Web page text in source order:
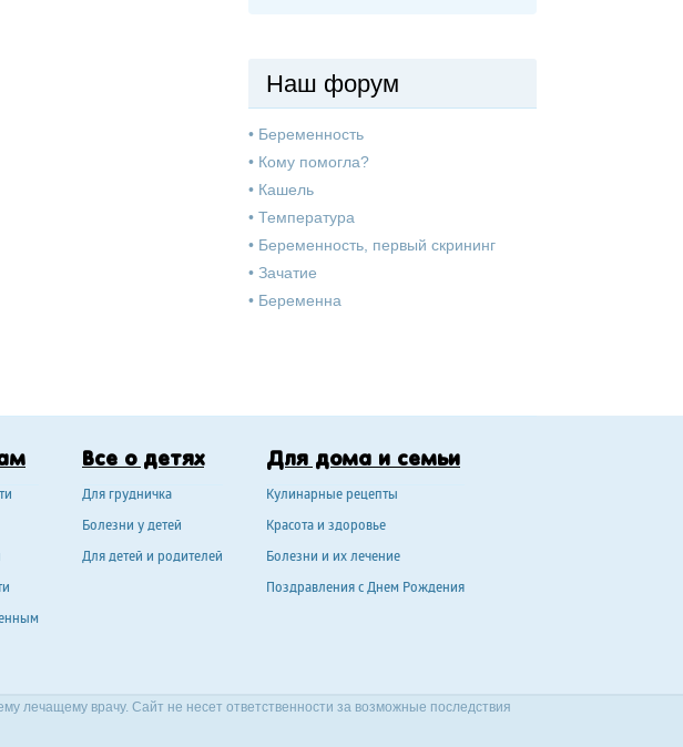
Наш форум
• Беременность
• Кому помогла?
• Кашель
• Температура
• Беременность, первый скрининг
• Зачатие
• Беременна
Все о детях
Для грудничка
Болезни у детей
Для детей и родителей
Для дома и семьи
Кулинарные рецепты
Красота и здоровье
Болезни и их лечение
Поздравления с Днем Рождения
лечащему врачу. Сайт не несет ответственности за возможные последствия